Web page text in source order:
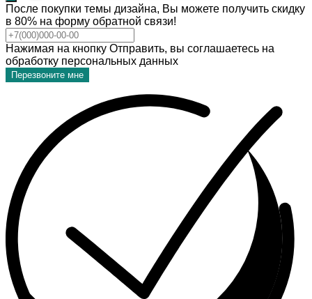
После покупки темы дизайна, Вы можете получить скидку
в 80% на форму обратной связи!
Нажимая на кнопку Отправить, вы соглашаетесь на
обработку персональных данных
Перезвоните мне